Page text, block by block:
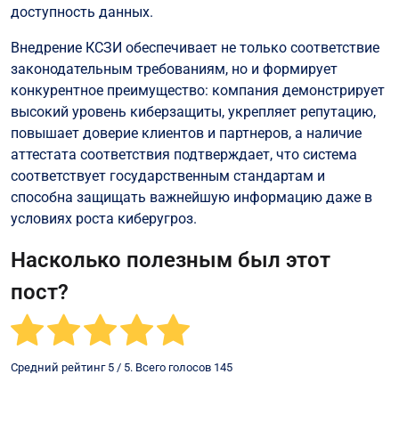
доступность данных.
Внедрение КСЗИ обеспечивает не только соответствие
законодательным требованиям, но и формирует
конкурентное преимущество: компания демонстрирует
высокий уровень киберзащиты, укрепляет репутацию,
повышает доверие клиентов и партнеров, а наличие
аттестата соответствия подтверждает, что система
соответствует государственным стандартам и
способна защищать важнейшую информацию даже в
условиях роста киберугроз.
Насколько полезным был этот
пост?
Средний рейтинг 5 / 5. Всего голосов 145